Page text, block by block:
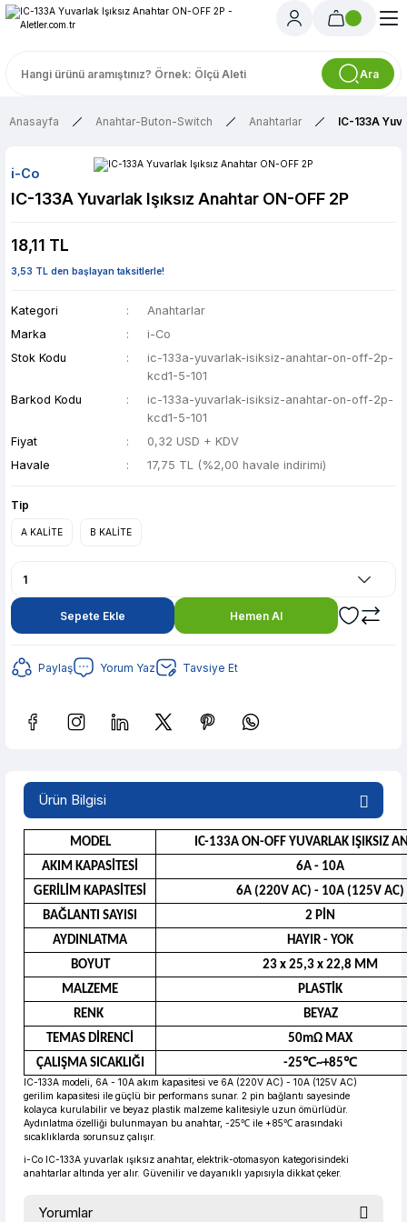
Ara
Anasayfa Anahtar-Buton-Switch Anahtarlar IC-133A
i-Co
IC-133A Yuvarlak Işıksız Anahtar ON-OFF 2P
18,11 TL
3,53 TL den başlayan taksitlerle!
Kategori
Anahtarlar
Marka
i-Co
Stok Kodu
ic-133a-yuvarlak-isiksiz-anahtar-on-off-2p-
kcd1-5-101
Barkod Kodu
ic-133a-yuvarlak-isiksiz-anahtar-on-off-2p-
kcd1-5-101
Fiyat
0,32 USD + KDV
Havale
17,75 TL (%2,00 havale indirimi)
Tip
A KALİTE B KALİTE
Sepete Ekle Hemen Al
Paylaş Yorum Yaz Tavsiye Et
Güvenilir Alışveriş 3,53 TL den başlayan taksitlerle! x 9 %2 İndirim
Ürün Bilgisi
MODEL
IC-133A ON-OFF YUVARLAK IŞIKSIZ
AKIM KAPASİTESİ
6A - 10A
GERİLİM KAPASİTESİ
6A (220V AC) - 10A (125V AC)
BAĞLANTI SAYISI
2 PİN
AYDINLATMA
HAYIR - YOK
BOYUT
23 x 25,3 x 22,8 MM
MALZEME
PLASTİK
RENK
BEYAZ
TEMAS DİRENCİ
50mΩ MAX
ÇALIŞMA SICAKLIĞI
-25℃~+85℃
IC-133A modeli, 6A - 10A akım kapasitesi ve 6A (220V AC) - 10A (125V AC)
gerilim kapasitesi ile güçlü bir performans sunar. 2 pin bağlantı sayesinde
kolayca kurulabilir ve beyaz plastik malzeme kalitesiyle uzun ömürlüdür.
Aydınlatma özelliği bulunmayan bu anahtar, -25℃ ile +85℃ arasındaki
sıcaklıklarda sorunsuz çalışır.
i-Co IC-133A yuvarlak ışıksız anahtar, elektrik-otomasyon kategorisindeki
anahtarlar altında yer alır. Güvenilir ve dayanıklı yapısıyla dikkat çeker.
Yorumlar